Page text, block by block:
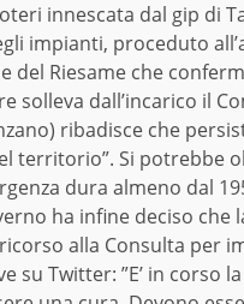
innescata dal gip di
impianti, proceduto
Riesame che
solleva dall’incarico il
ribadisce che
territorio”. Si potrebbe
dura almeno dal
ha infine deciso
alla Consulta per
su Twitter: ”E’ in corso